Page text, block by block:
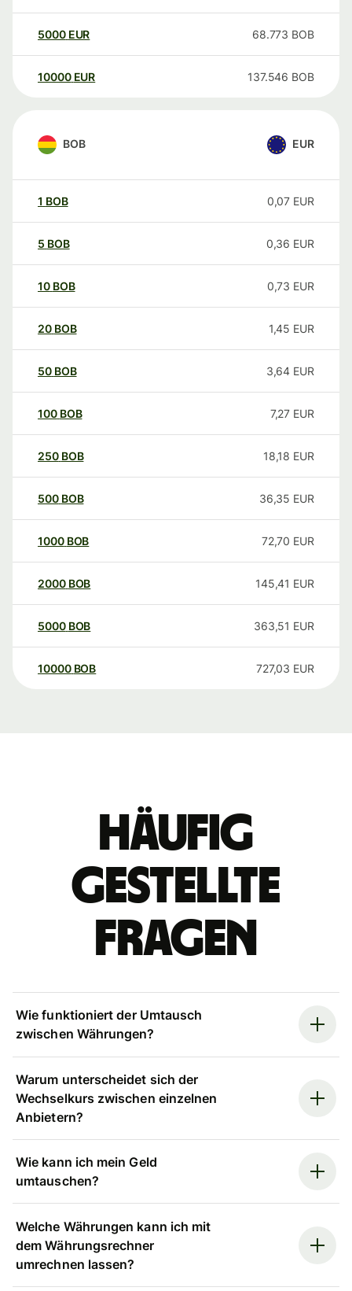
5000 EUR 68.773 BOB
10000 EUR 137.546 BOB
BOB EUR
1 BOB 0,07 EUR
5 BOB 0,36 EUR
10 BOB 0,73 EUR
20 BOB 1,45 EUR
50 BOB 3,64 EUR
100 BOB 7,27 EUR
250 BOB 18,18 EUR
500 BOB 36,35 EUR
1000 BOB 72,70 EUR
2000 BOB 145,41 EUR
5000 BOB 363,51 EUR
10000 BOB 727,03 EUR
Häufig
gestellte
Fragen
Wie funktioniert der Umtausch
zwischen Währungen?
Warum unterscheidet sich der
Wechselkurs zwischen einzelnen
Anbietern?
Wie kann ich mein Geld
umtauschen?
Welche Währungen kann ich mit
dem Währungsrechner
umrechnen lassen?